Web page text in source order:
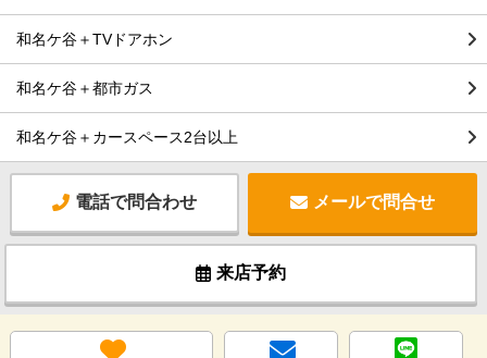
和名ケ谷＋TVドアホン
和名ケ谷＋都市ガス
和名ケ谷＋カースペース2台以上
電話で問合わせ メールで問合せ
来店予約